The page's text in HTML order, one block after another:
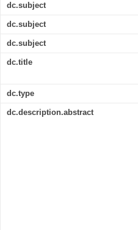
dc.subject
dc.subject
dc.subject
dc.title
dc.type
dc.description.abstract